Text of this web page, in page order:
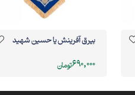
بيرق آفرینش يا حسين شهید
690,000تومان